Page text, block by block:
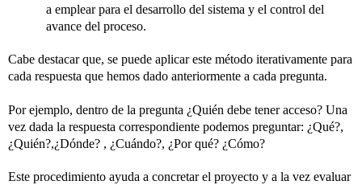
a emplear para el desarrollo del sistema y el control del
avance del proceso.
Cabe destacar que, se puede aplicar este método iterativamente para
cada respuesta que hemos dado anteriormente a cada pregunta.
Por ejemplo, dentro de la pregunta ¿Quién debe tener acceso? Una
vez dada la respuesta correspondiente podemos preguntar: ¿Qué?,
¿Quién?,¿Dónde? , ¿Cuándo?, ¿Por qué? ¿Cómo?
Este procedimiento ayuda a concretar el proyecto y a la vez evaluar